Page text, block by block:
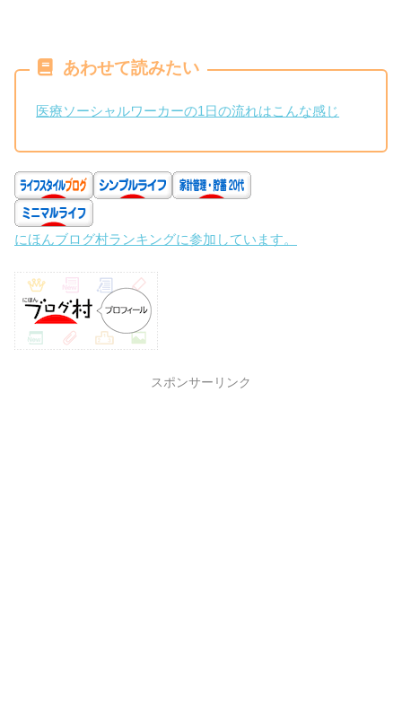
あわせて読みたい
医療ソーシャルワーカーの1日の流れはこんな感じ
にほんブログ村ランキングに参加しています。
スポンサーリンク